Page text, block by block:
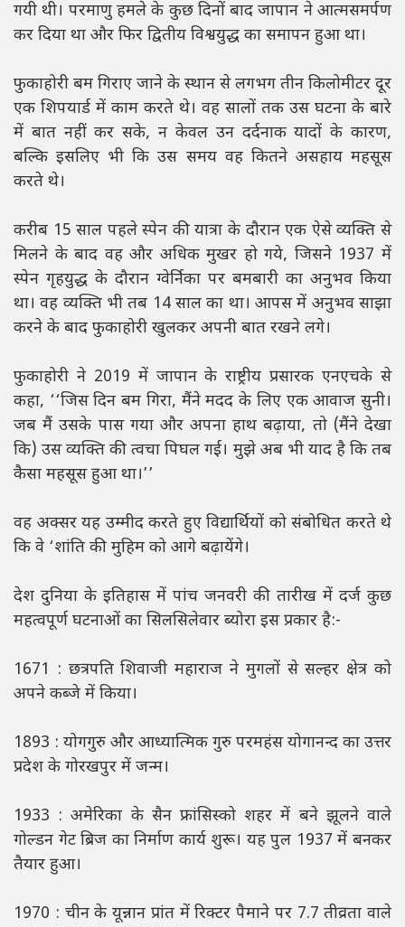
गयी थी। परमाणु हमले के कुछ दिनों बाद जापान ने आत्मसमर्पण
कर दिया था और फिर द्वितीय विश्वयुद्ध का समापन हुआ था।
फुकाहोरी बम गिराए जाने के स्थान से लगभग तीन किलोमीटर दूर
एक शिपयार्ड में काम करते थे। वह सालों तक उस घटना के बारे
में बात नहीं कर सके, न केवल उन दर्दनाक यादों के कारण,
बल्कि इसलिए भी कि उस समय वह कितने असहाय महसूस
करते थे।
करीब 15 साल पहले स्पेन की यात्रा के दौरान एक ऐसे व्यक्ति से
मिलने के बाद वह और अधिक मुखर हो गये, जिसने 1937 में
स्पेन गृहयुद्ध के दौरान ग्वेर्निका पर बमबारी का अनुभव किया
था। वह व्यक्ति भी तब 14 साल का था। आपस में अनुभव साझा
करने के बाद फुकाहोरी खुलकर अपनी बात रखने लगे।
फुकाहोरी ने 2019 में जापान के राष्ट्रीय प्रसारक एनएचके से
कहा, ‘‘जिस दिन बम गिरा, मैंने मदद के लिए एक आवाज सुनी।
जब मैं उसके पास गया और अपना हाथ बढ़ाया, तो (मैंने देखा
कि) उस व्यक्ति की त्वचा पिघल गई। मुझे अब भी याद है कि तब
कैसा महसूस हुआ था।’’
वह अक्सर यह उम्मीद करते हुए विद्यार्थियों को संबोधित करते थे
कि वे ‘शांति की मुहिम को आगे बढ़ायेंगे।
देश दुनिया के इतिहास में पांच जनवरी की तारीख में दर्ज कुछ
महत्वपूर्ण घटनाओं का सिलसिलेवार ब्योरा इस प्रकार है:-
1671 : छत्रपति शिवाजी महाराज ने मुगलों से सल्हर क्षेत्र को
अपने कब्जे में किया।
1893 : योगगुरु और आध्यात्मिक गुरु परमहंस योगानन्द का उत्तर
प्रदेश के गोरखपुर में जन्म।
1933 : अमेरिका के सैन फ्रांसिस्को शहर में बने झूलने वाले
गोल्डन गेट ब्रिज का निर्माण कार्य शुरू। यह पुल 1937 में बनकर
तैयार हुआ।
1970 : चीन के यून्नान प्रांत में रिक्टर पैमाने पर 7.7 तीव्रता वाले